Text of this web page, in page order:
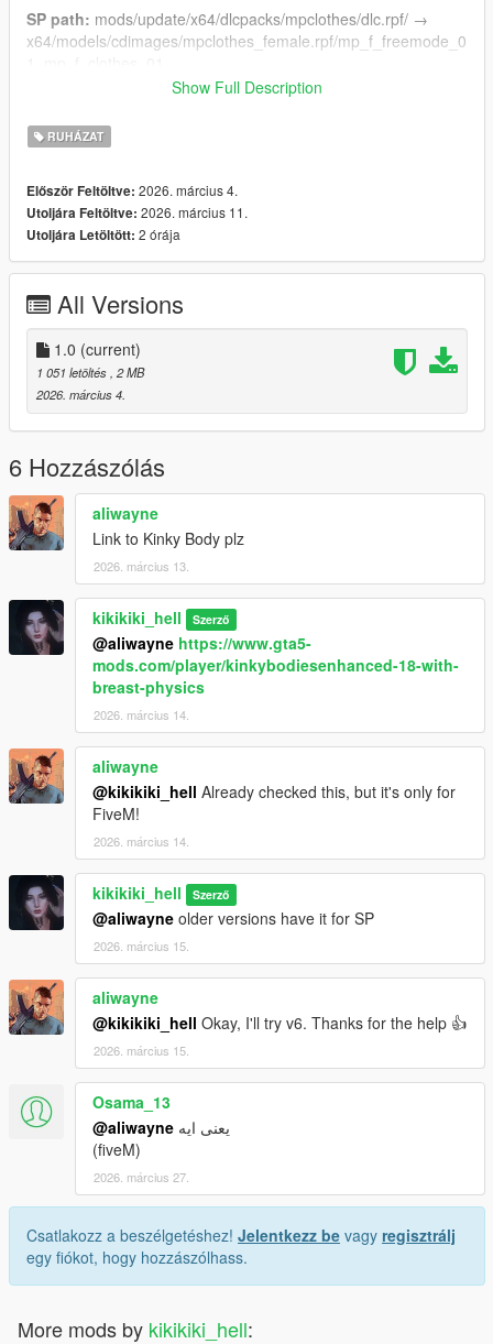
SP path: mods/update/x64/dlcpacks/mpclothes/dlc.rpf/ →
x64/models/cdimages/mpclothes_female.rpf/mp_f_freemode_0
most popular clothing packs.
discord.gg/NTKB5RzKvF
✦Mesh: verse. Mesh and textures were created by me; the
reference was taken from Pinterest.
Show Full Description
RUHÁZAT
Először Feltöltve: 2026. március 4.
Utoljára Feltöltve: 2026. március 11.
Utoljára Letöltött: 2 órája
All Versions
1.0 (current)
1 051 letöltés , 2 MB
2026. március 4.
6 Hozzászólás
aliwayne
Link to Kinky Body plz
2026. március 13.
kikikiki_hell Szerző
@aliwayne https://www.gta5-
mods.com/player/kinkybodiesenhanced-18-with-
breast-physics
2026. március 14.
aliwayne
@kikikiki_hell Already checked this, but it's only for
FiveM!
2026. március 14.
kikikiki_hell Szerző
@aliwayne older versions have it for SP
2026. március 15.
aliwayne
@kikikiki_hell Okay, I'll try v6. Thanks for the help 👍
2026. március 15.
Osama_13
@aliwayne يعنى ايه
(fiveM)
2026. március 27.
Csatlakozz a beszélgetéshez! Jelentkezz be vagy regisztrálj
egy fiókot, hogy hozzászólhass.
More mods by kikikiki_hell: